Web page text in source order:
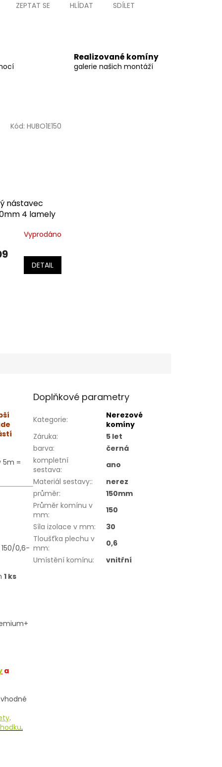
ZEPTAT SE HLÍDAT SDÍLET
Realizované komíny
galerie našich montáží
nástavec
4 lamely
Vyprodáno
DETAIL
Kód:HUBO1E150
5m =
0,6-
1 ks
a
.
.
Doplňkové parametry
Kategorie:
Nerezové
komíny
Záruka:
5 let
barva:
černá
kompletní
sestava:
ano
Materiál sestavy::
nerez
průměr:
150mm
Průměr komínu v
mm:
150
Síla izolace v mm:
30
Tloušťka plechu v
mm:
0,6
Umístění komínu: vnitřní